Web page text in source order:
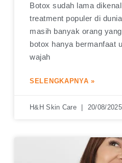
Botox sudah lama
treatment populer di
masih banyak orang
botox hanya bermanfaat
wajah
SELENGKAPNYA »
H&H Skin Care 20/08/2025